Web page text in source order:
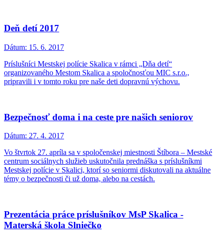
Deň detí 2017
Dátum: 15. 6. 2017
Príslušníci Mestskej polície Skalica v rámci „Dňa detí“
organizovaného Mestom Skalica a spoločnosťou MIC s.r.o.,
pripravili i v tomto roku pre naše deti dopravnú výchovu.
Bezpečnosť doma i na ceste pre našich seniorov
Dátum: 27. 4. 2017
Vo štvrtok 27. apríla sa v spoločenskej miestnosti Štíbora – Mestské
centrum sociálnych služieb uskutočnila prednáška s príslušníkmi
Mestskej polície v Skalici, ktorí so seniormi diskutovali na aktuálne
témy o bezpečnosti či už doma, alebo na cestách.
Prezentácia práce príslušníkov MsP Skalica -
Materská škola Slniečko